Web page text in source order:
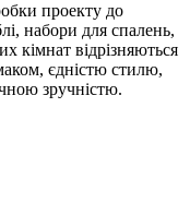
проекту до
набори для спалень,
кімнат відрізняються
єдністю стилю,
зручністю.